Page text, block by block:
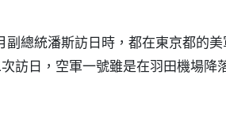
總統潘斯訪日時，都在東京都的
訪日，空軍一號雖是在羽田機場降